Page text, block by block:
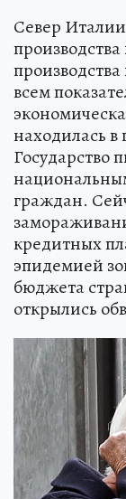
Север Италии
всем
находилась
Государство
граждан.
кредитных
эпидемией
бюджета
открылись